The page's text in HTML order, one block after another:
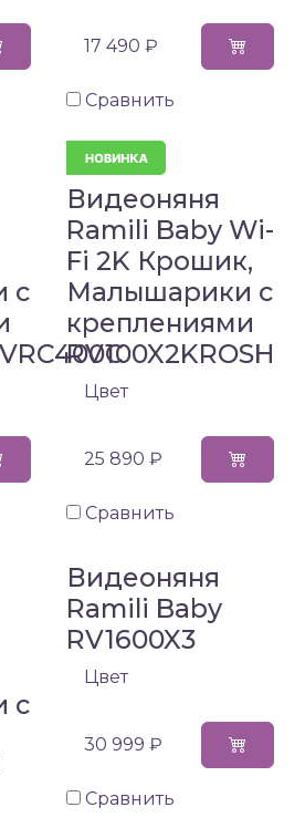
17 490 ₽
Сравнить
с
Видеоняня
Ramili Baby Wi-
Fi 2K Крошик,
Малышарики с
креплениями
RV100X2KROSH
Цвет
25 890 ₽
Сравнить
с
Видеоняня
Ramili Baby
RV1600X3
Цвет
30 999 ₽
Сравнить